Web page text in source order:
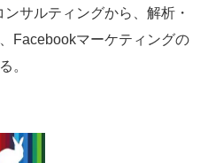
サルティングから、解析・
Facebookマーケティングの
。